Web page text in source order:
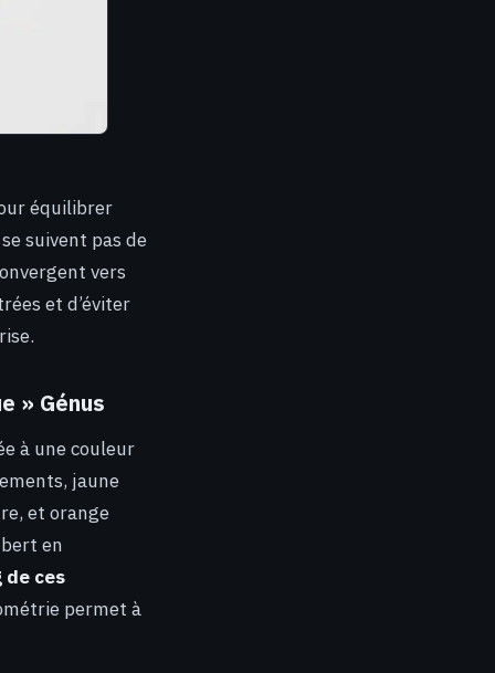
équilibrer
suivent pas de
vers
et d’éviter
» Génus
à une couleur
jaune
et orange
en
de ces
permet à